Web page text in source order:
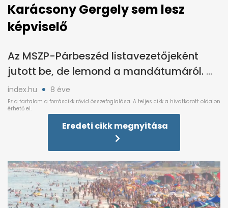
Karácsony Gergely sem lesz
képviselő
Az MSZP-Párbeszéd listavezetőjeként
jutott be, de lemond a mandátumáról.
index.hu 8 éve
Eredeti cikk megnyitása